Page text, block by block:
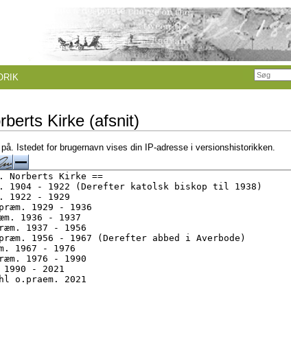
Kirke (afsnit)
Istedet for brugernavn vises din IP-adresse i versionshistorikken.